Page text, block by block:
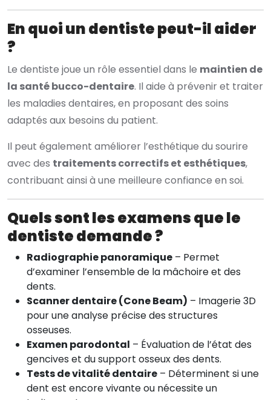
En quoi un dentiste peut-il aider
?
Le dentiste joue un rôle essentiel dans le maintien de
la santé bucco-dentaire. Il aide à prévenir et traiter
les maladies dentaires, en proposant des soins
adaptés aux besoins du patient.
Il peut également améliorer l’esthétique du sourire
avec des traitements correctifs et esthétiques,
contribuant ainsi à une meilleure confiance en soi.
Quels sont les examens que le
dentiste demande ?
Radiographie panoramique – Permet
d’examiner l’ensemble de la mâchoire et des
dents.
Scanner dentaire (Cone Beam) – Imagerie 3D
pour une analyse précise des structures
osseuses.
Examen parodontal – Évaluation de l’état des
gencives et du support osseux des dents.
Tests de vitalité dentaire – Déterminent si une
dent est encore vivante ou nécessite un